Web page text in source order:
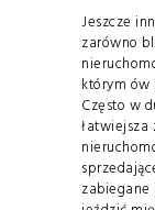
Jeszcze
zarówno
którym ów
Często w
łatwiejsza